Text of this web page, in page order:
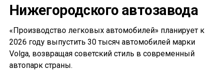
Нижегородского автозавода
«Производство легковых автомобилей» планирует к
2026 году выпустить 30 тысяч автомобилей марки
Volga, возвращая советский стиль в современный
автопарк страны.